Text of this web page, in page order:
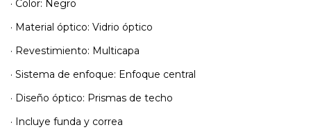
· Color: Negro
· Material óptico: Vidrio óptico
· Revestimiento: Multicapa
· Sistema de enfoque: Enfoque central
· Diseño óptico: Prismas de techo
· Incluye funda y correa